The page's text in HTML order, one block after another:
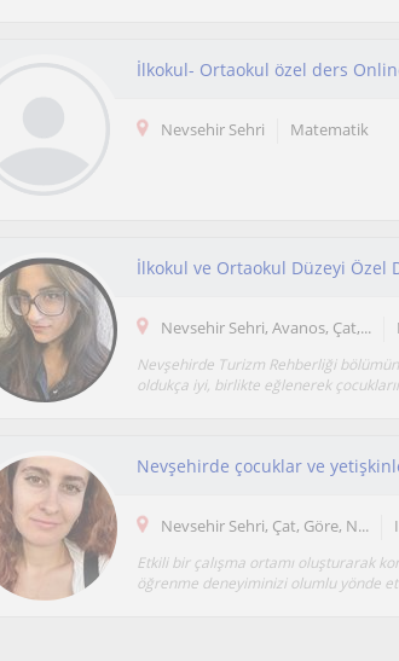
İlkokul- Ortaokul özel ders
Nevsehir Sehri Matematik
İlkokul ve Ortaokul Düzeyi Özel
Nevsehir Sehri, Avanos, Çat,...
Nevşehirde Turizm Rehberliği
oldukça iyi, birlikte eğlenerek
Nevsehir Sehri, Çat, Göre, N...
Etkili bir çalışma ortamı oluşturarak
öğrenme deneyiminizi olumlu yönde